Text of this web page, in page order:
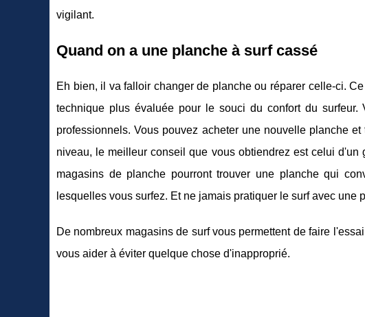
vigilant.
Quand on a une planche à surf cassé
Eh bien, il va falloir changer de planche ou réparer celle-ci.
technique plus évaluée pour le souci du confort du
professionnels. Vous pouvez acheter une nouvelle planche
niveau, le meilleur conseil que vous obtiendrez est celui
magasins de planche pourront trouver une planche qui
lesquelles vous surfez. Et ne jamais pratiquer le surf avec
De nombreux magasins de surf vous permettent de faire
vous aider à éviter quelque chose d'inapproprié.